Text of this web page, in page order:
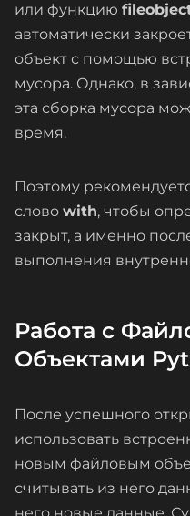
или функцию
автоматически
объект с помощью
мусора. Однако, в
эта сборка мусора
время.
Поэтому
слово with, чтобы
закрыт, а именно
выполнения
Работа с
Объектами
После успешного
использовать
новым файловым
считывать из него